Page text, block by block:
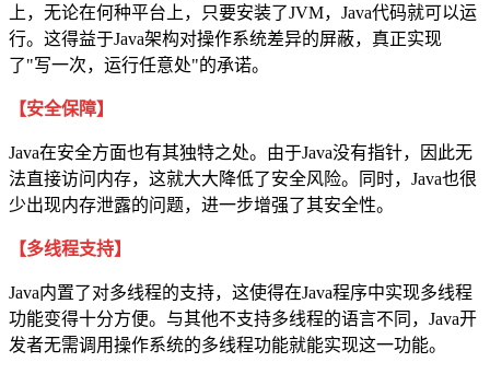
上，无论在何种平台上，只要安装了JVM，Java代码就可以运
行。这得益于Java架构对操作系统差异的屏蔽，真正实现
了"写一次，运行任意处"的承诺。
【安全保障】
Java在安全方面也有其独特之处。由于Java没有指针，因此无
法直接访问内存，这就大大降低了安全风险。同时，Java也很
少出现内存泄露的问题，进一步增强了其安全性。
【多线程支持】
Java内置了对多线程的支持，这使得在Java程序中实现多线程
功能变得十分方便。与其他不支持多线程的语言不同，Java开
发者无需调用操作系统的多线程功能就能实现这一功能。